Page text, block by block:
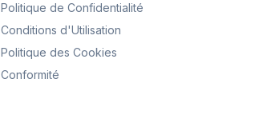
Politique de Confidentialité
Conditions d'Utilisation
Politique des Cookies
Conformité